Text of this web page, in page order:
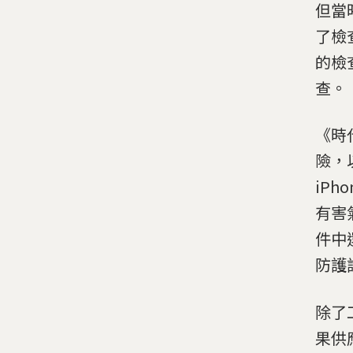
但當
了檢
的檢
查。
《
險，
有害
件中
防護
除了
果供